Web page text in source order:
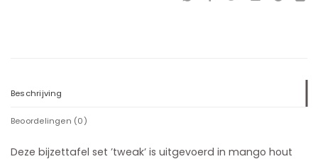
Beschrijving
Beoordelingen (0)
Deze bijzettafel set ’tweak’ is uitgevoerd in mango hout